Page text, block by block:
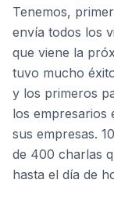
Tenemos,
envía todos los
que viene la
tuvo mucho
y los primeros
los empresarios
sus empresas.
de 400 charlas
hasta el día de